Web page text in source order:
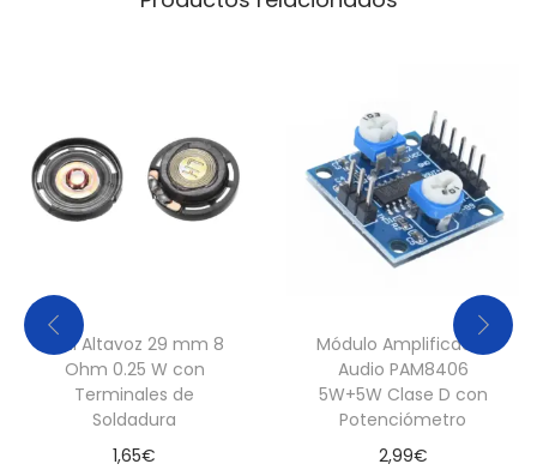
Mini Altavoz 29 mm 8
Ohm 0.25 W con
Terminales de
Soldadura
1,65€
Módulo Amplificador
Audio PAM8406
5W+5W Clase D con
Potenciómetro
2,99€